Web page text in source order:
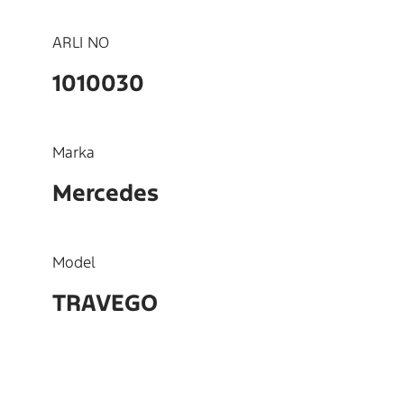
ARLI NO
1010030
Marka
Mercedes
Model
TRAVEGO